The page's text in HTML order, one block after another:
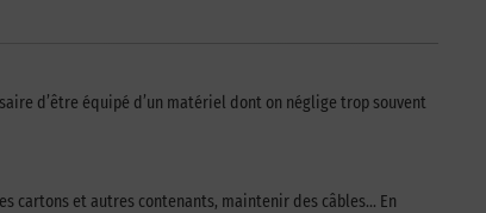
d’être équipé d’un matériel dont on néglige trop souvent
cartons et autres contenants, maintenir des câbles… En